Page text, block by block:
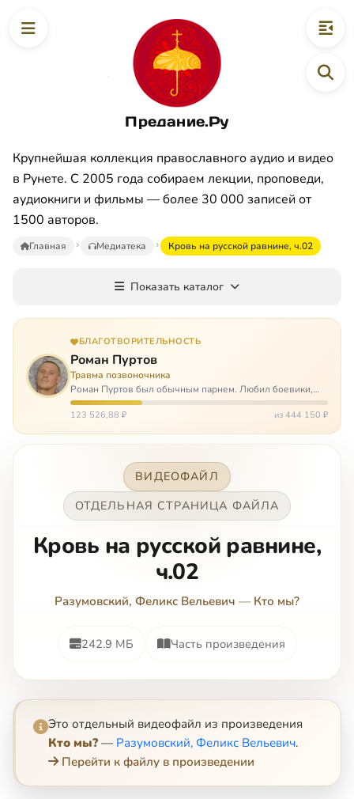
Предание.Ру
Крупнейшая коллекция православного аудио и видео
в Рунете. С 2005 года собираем лекции, проповеди,
аудиокниги и фильмы — более 30 000 записей от
1500 авторов.
Главная Медиатека Кровь на русской равнине, ч.02
Показать каталог
БЛАГОТВОРИТЕЛЬНОСТЬ
Роман Пуртов
Травма позвоночника
Роман Пуртов был обычным парнем. Любил боевики,
хорошие автомобили, был не дурак поиграть в комп,
любил жену и обожал дочь. А потом, будучи
123 526,88 ₽ из 444 150 ₽
ВИДЕОФАЙЛ
ОТДЕЛЬНАЯ СТРАНИЦА ФАЙЛА
Кровь на русской равнине,
ч.02
Разумовский, Феликс Вельевич — Кто мы?
242.9 МБ Часть произведения
Это отдельный видеофайл из произведения
Кто мы?— Разумовский, Феликс Вельевич.
Перейти к файлу в произведении